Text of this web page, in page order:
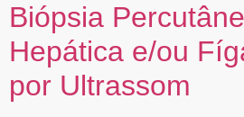
Biópsia
Hepática e/ou
por Ultrassom